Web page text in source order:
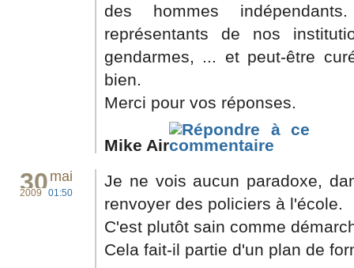
des hommes
représentants de nos
gendarmes, ... et peut-être
bien.
Merci pour vos réponses.
Mike Air
30 mai
2009 01:50
Je ne vois aucun paradoxe,
renvoyer des policiers à l'école.
C'est plutôt sain comme
Cela fait-il partie d'un plan de